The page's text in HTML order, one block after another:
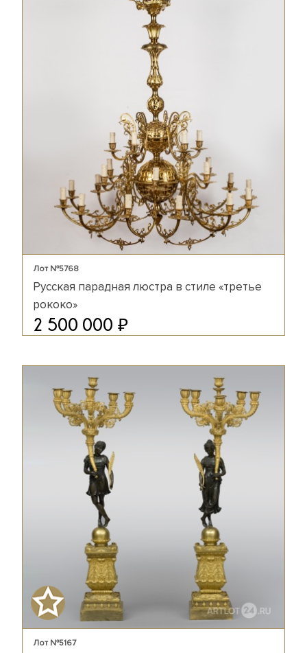
Лот №5768
Русская парадная люстра в стиле «третье
рококо»
2 500 000 ₽
Лот №5167